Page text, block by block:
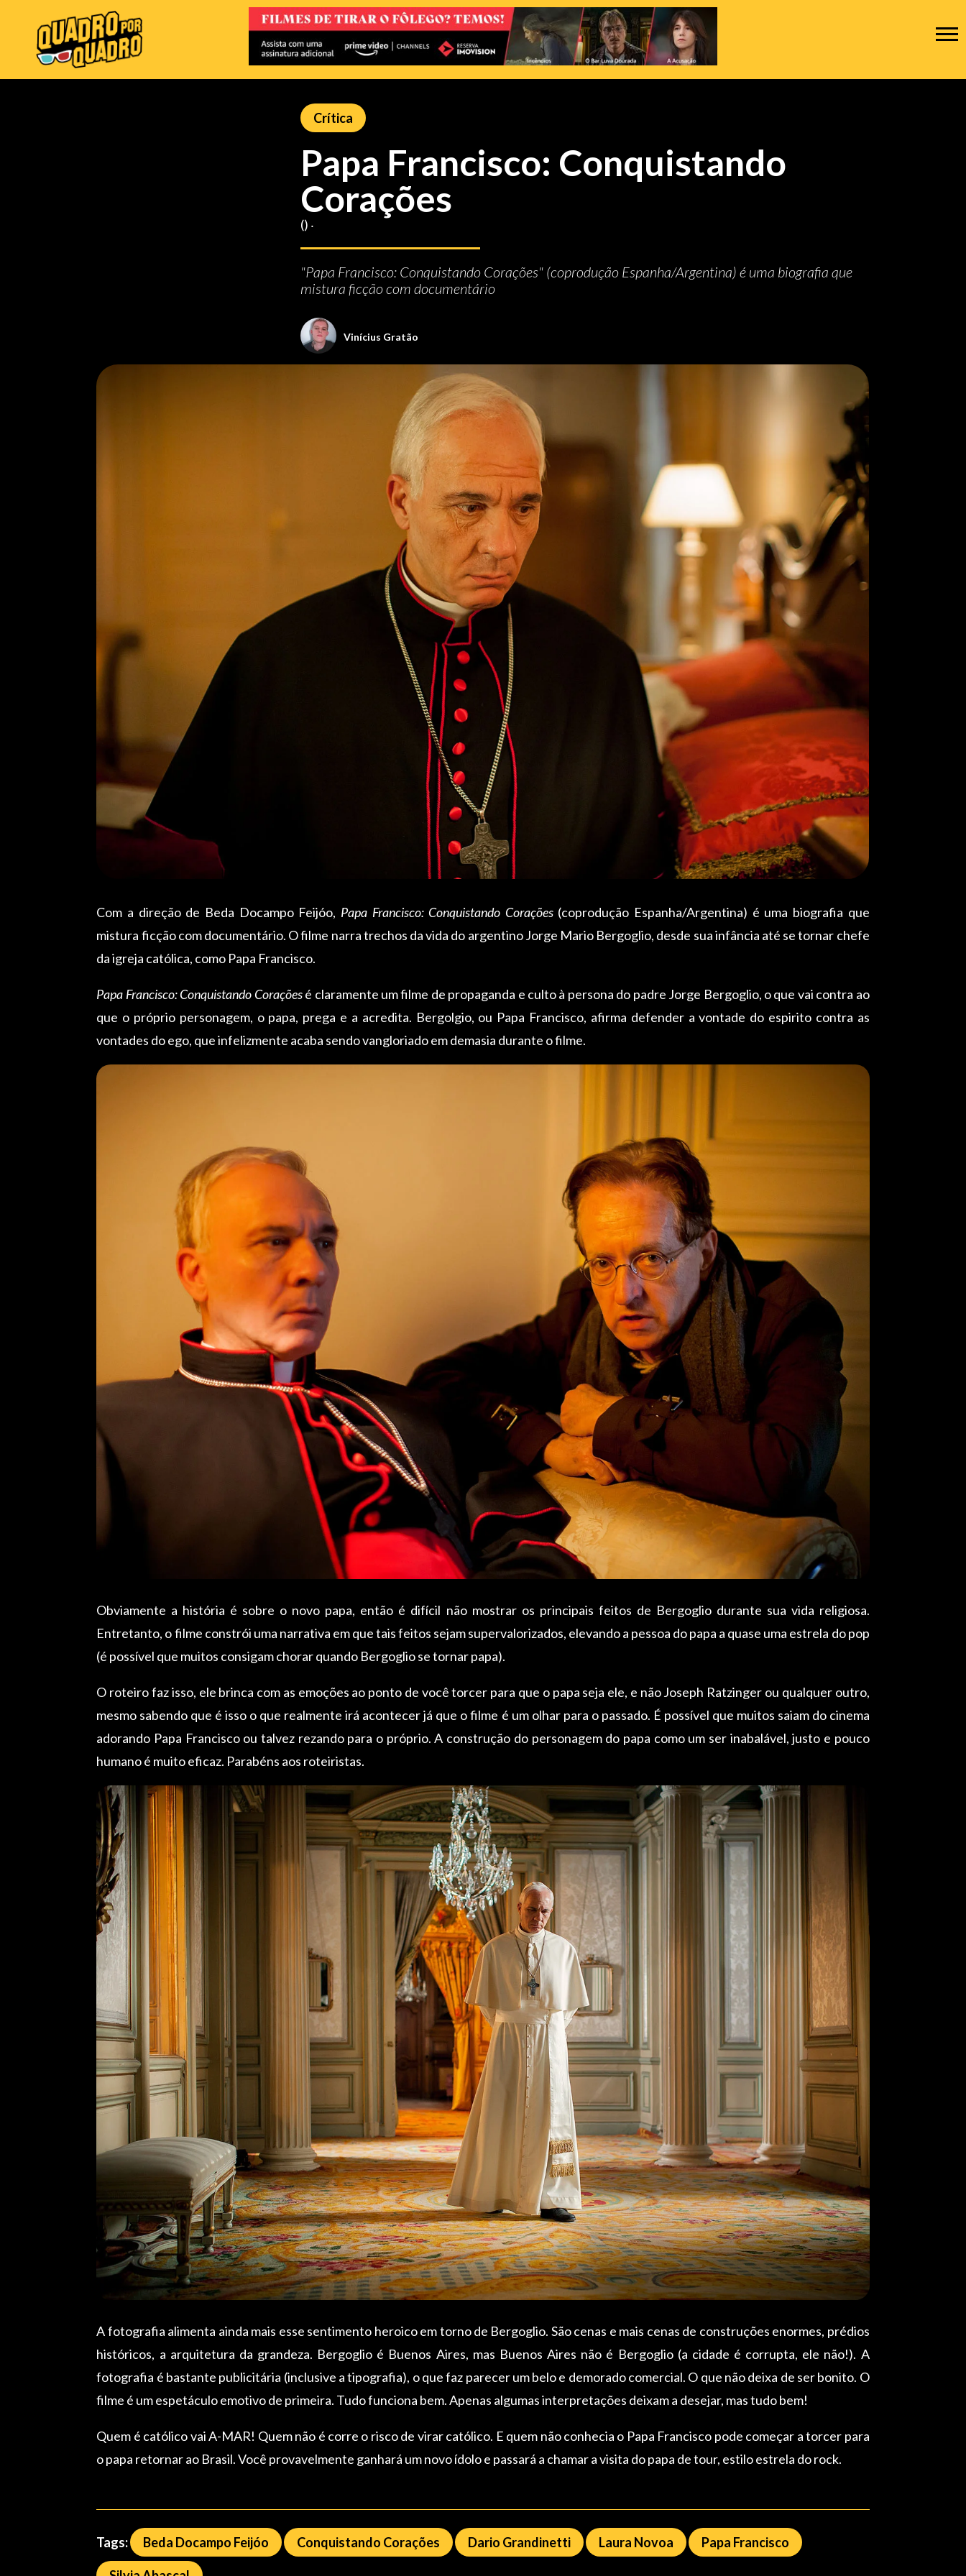
Crítica
Papa Francisco: Conquistando
Corações
() ‧
"Papa Francisco: Conquistando Corações" (coprodução Espanha/Argentina) é uma biografia que
mistura ficção com documentário
Viní­cius Gratão
Com a direção de Beda Docampo Feijóo, Papa Francisco: Conquistando Corações(coprodução Espanha/Argentina) é uma biografia que
mistura ficção com documentário. O filme narra trechos da vida do argentino Jorge Mario Bergoglio, desde sua infância até se tornar chefe
da igreja católica, como Papa Francisco.
Papa Francisco: Conquistando Coraçõesé claramente um filme de propaganda e culto à persona do padre Jorge Bergoglio, o que vai contra ao
que o próprio personagem, o papa, prega e a acredita. Bergolgio, ou Papa Francisco, afirma defender a vontade do espirito contra as
vontades do ego, que infelizmente acaba sendo vangloriado em demasia durante o filme.
Obviamente a história é sobre o novo papa, então é difícil não mostrar os principais feitos de Bergoglio durante sua vida religiosa.
Entretanto, o filme constrói uma narrativa em que tais feitos sejam supervalorizados, elevando a pessoa do papa a quase uma estrela do pop
(é possível que muitos consigam chorar quando Bergoglio se tornar papa).
O roteiro faz isso, ele brinca com as emoções ao ponto de você torcer para que o papa seja ele, e não Joseph Ratzinger ou qualquer outro,
mesmo sabendo que é isso o que realmente irá acontecer já que o filme é um olhar para o passado. É possível que muitos saiam do cinema
adorando Papa Francisco ou talvez rezando para o próprio. A construção do personagem do papa como um ser inabalável, justo e pouco
humano é muito eficaz. Parabéns aos roteiristas.
A fotografia alimenta ainda mais esse sentimento heroico em torno de Bergoglio. São cenas e mais cenas de construções enormes, prédios
históricos, a arquitetura da grandeza. Bergoglio é Buenos Aires, mas Buenos Aires não é Bergoglio (a cidade é corrupta, ele não!). A
fotografia é bastante publicitária (inclusive a tipografia), o que faz parecer um belo e demorado comercial. O que não deixa de ser bonito. O
filme é um espetáculo emotivo de primeira. Tudo funciona bem. Apenas algumas interpretações deixam a desejar, mas tudo bem!
Quem é católico vai A-MAR! Quem não é corre o risco de virar católico. E quem não conhecia o Papa Francisco pode começar a torcer para
o papa retornar ao Brasil. Você provavelmente ganhará um novo ídolo e passará a chamar a visita do papa de tour, estilo estrela do rock.
Tags: Beda Docampo Feijóo Conquistando Corações Dario Grandinetti Laura Novoa Papa Francisco